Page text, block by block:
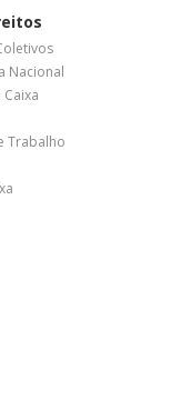
Nacional
Trabalho